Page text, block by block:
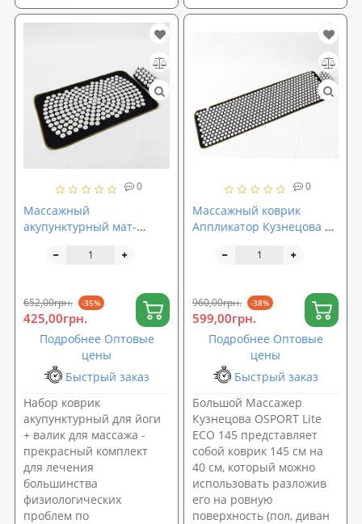
0
Массажный
акупунктурный мат-
для массажа спины/шеи/
652,00грн. -35%
425,00грн.
Подробнее Оптовые
цены
Быстрый заказ
Набор коврик
акупунктурный для йоги
+ валик для массажа -
прекрасный комплект
для лечения
большинства
физиологических
проблем по
0
Массажный коврик
Аппликатор Кузнецова +
спины/шеи/ног/стоп
960,00грн. -38%
599,00грн.
Подробнее Оптовые
цены
Быстрый заказ
Большой Массажер
Кузнецова OSPORT Lite
ECO 145 представляет
собой коврик 145 см на
40 см, который можно
использовать разложив
его на ровную
поверхность (пол, диван